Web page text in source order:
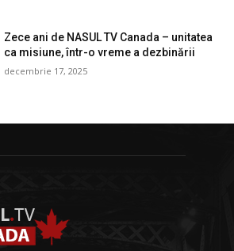
Zece ani de NASUL TV Canada – unitatea
ca misiune, într-o vreme a dezbinării
decembrie 17, 2025